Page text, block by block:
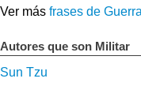
Ver más frases de Guerra
Autores que son Militar
Sun Tzu